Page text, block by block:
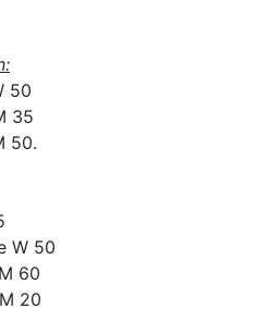
50
35
50.
W 50
60
20